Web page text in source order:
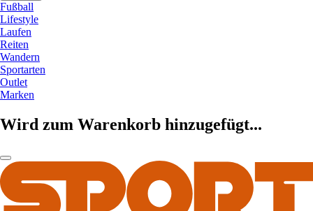
Fußball
Lifestyle
Laufen
Reiten
Wandern
Sportarten
Outlet
Marken
Wird zum Warenkorb hinzugefügt...